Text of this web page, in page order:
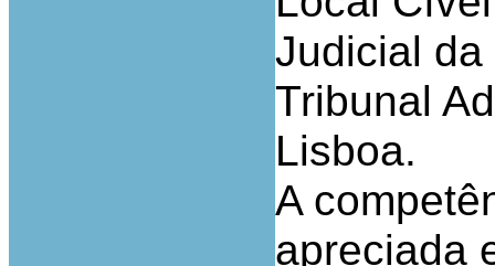
Judicial
Tribunal
Lisboa.
A
apreciada